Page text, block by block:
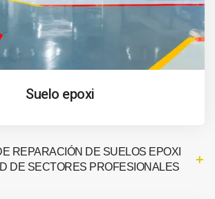
Suelo epoxi
REPARACIÓN DE SUELOS EPOXI
DE SECTORES PROFESIONALES